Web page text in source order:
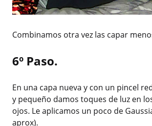
Combinamos otra vez las capar
6º Paso.
En una capa nueva y con un pincel
y pequeño damos toques de luz en
ojos. Le aplicamos un poco de
aprox).